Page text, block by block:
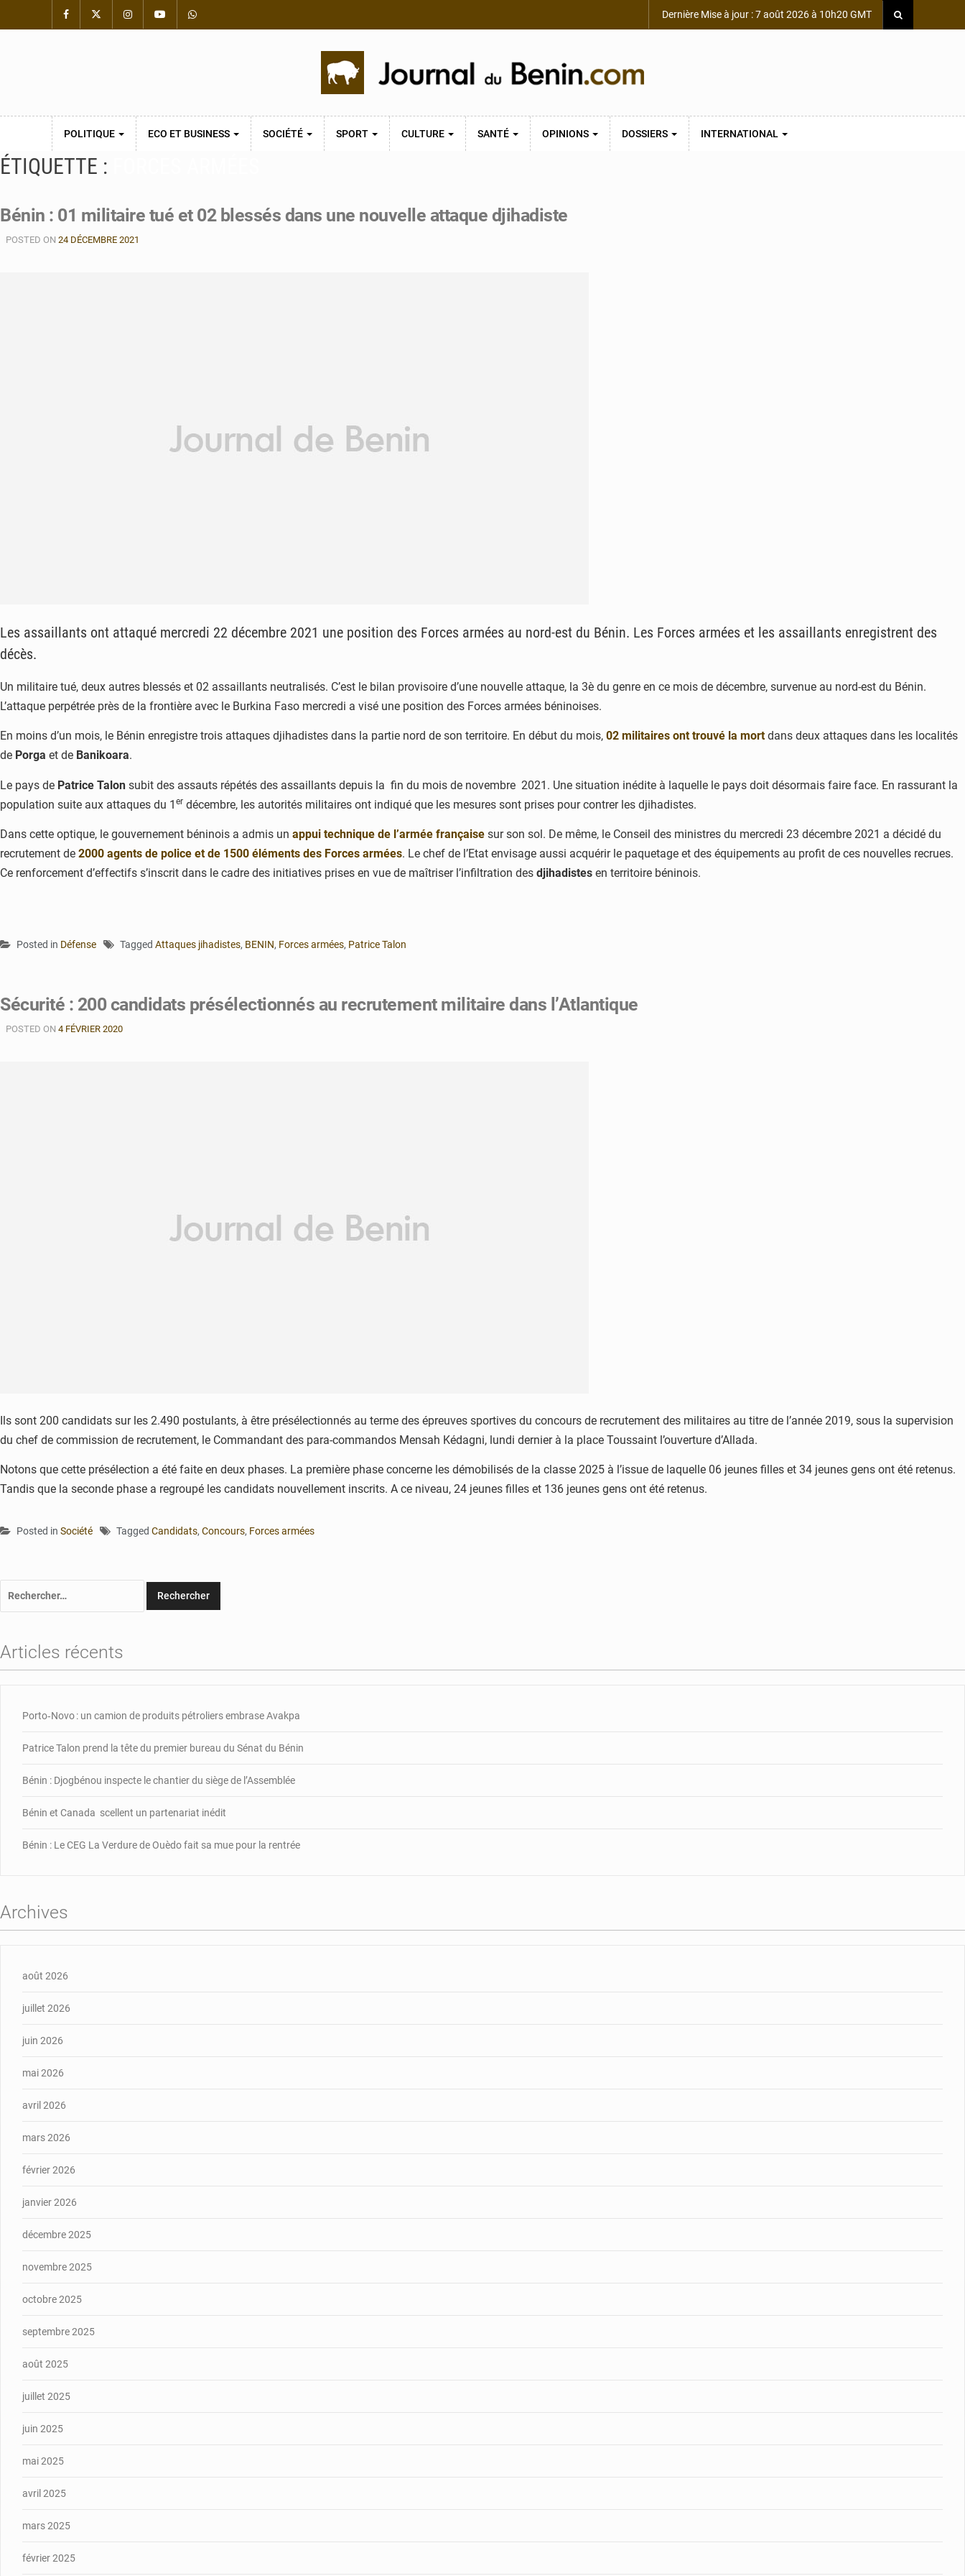
Dernière Mise à jour : 7 août 2026 à 10h20 GMT
POLITIQUE ECO ET BUSINESS SOCIÉTÉ SPORT CULTURE SANTÉ OPINIONS DOSSIERS INTERNATIONAL
ÉTIQUETTE :
Bénin : 01 militaire tué et 02 blessés dans une nouvelle attaque djihadiste
POSTED ON 24 DÉCEMBRE 2021
Les assaillants ont attaqué mercredi 22 décembre 2021 une position des Forces armées au nord-est du Bénin. Les Forces armées et les assaillants enregistrent des
décès.
Un militaire tué, deux autres blessés et 02 assaillants neutralisés. C’est le bilan provisoire d’une nouvelle attaque, la 3è du genre en ce mois de décembre, survenue au nord-est du Bénin.
L’attaque perpétrée près de la frontière avec le Burkina Faso mercredi a visé une position des Forces armées béninoises.
En moins d’un mois, le Bénin enregistre trois attaques djihadistes dans la partie nord de son territoire. En début du mois, 02 militaires ont trouvé la mortdans deux attaques dans les localités
de Porga et de Banikoara.
Le pays de Patrice Talon subit des assauts répétés des assaillants depuis la fin du mois de novembre 2021. Une situation inédite à laquelle le pays doit désormais faire face. En rassurant la
population suite aux attaques du 1 er décembre, les autorités militaires ont indiqué que les mesures sont prises pour contrer les djihadistes.
Dans cette optique, le gouvernement béninois a admis un appui technique de l’armée française sur son sol. De même, le Conseil des ministres du mercredi 23 décembre 2021 a décidé du
recrutement de 2000 agents de police et de 1500 éléments des Forces armées. Le chef de l’Etat envisage aussi acquérir le paquetage et des équipements au profit de ces nouvelles recrues.
Ce renforcement d’effectifs s’inscrit dans le cadre des initiatives prises en vue de maîtriser l’infiltration des djihadistes en territoire béninois.
Posted in Défense Tagged Attaques jihadistes, BENIN, Forces armées, Patrice Talon
Sécurité : 200 candidats présélectionnés au recrutement militaire dans l’Atlantique
POSTED ON 4 FÉVRIER 2020
Ils sont 200 candidats sur les 2.490 postulants, à être présélectionnés au terme des épreuves sportives du concours de recrutement des militaires au titre de l’année 2019, sous la supervision
du chef de commission de recrutement, le Commandant des para-commandos Mensah Kédagni, lundi dernier à la place Toussaint l’ouverture d’Allada.
Notons que cette présélection a été faite en deux phases. La première phase concerne les démobilisés de la classe 2025 à l’issue de laquelle 06 jeunes filles et 34 jeunes gens ont été retenus.
Tandis que la seconde phase a regroupé les candidats nouvellement inscrits. A ce niveau, 24 jeunes filles et 136 jeunes gens ont été retenus.
Posted in Société Tagged Candidats, Concours, Forces armées
Articles récents
Porto‑Novo : un camion de produits pétroliers embrase Avakpa
Patrice Talon prend la tête du premier bureau du Sénat du Bénin
Bénin : Djogbénou inspecte le chantier du siège de l’Assemblée
Bénin et Canada scellent un partenariat inédit
Bénin : Le CEG La Verdure de Ouèdo fait sa mue pour la rentrée
Archives
août 2026
juillet 2026
juin 2026
mai 2026
avril 2026
mars 2026
février 2026
janvier 2026
décembre 2025
novembre 2025
octobre 2025
septembre 2025
août 2025
juillet 2025
juin 2025
mai 2025
avril 2025
mars 2025
février 2025